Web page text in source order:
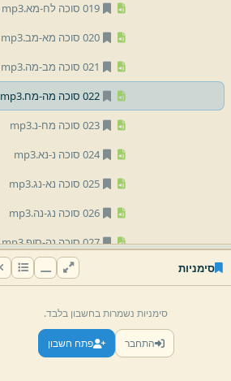
019 סוכה לח-
מא.mp3
020 סוכה מא-
מב.mp3
021 סוכה מב-
מה.mp3
022 סוכה מה-
מח.mp3
023 סוכה מח-
נ.mp3
024 סוכה נ-
נא.mp3
025 סוכה נא-
נג.mp3
026 סוכה נג-
נה.mp3
027 סוכה נה-
סוף.mp3
10 רמח''ל
11 מהר''ל
סימניות
סימניות נשמרות בחשבון בלבד.
התחבר פתח חשבון